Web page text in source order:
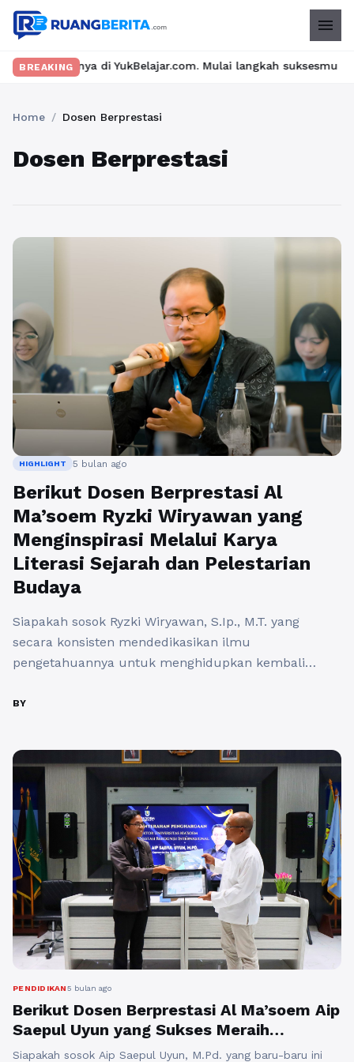
menu
BREAKING
YukBelajar.com. Mulai langkah suksesmu hari ini! • Mau
Home / Dosen Berprestasi
Dosen Berprestasi
HIGHLIGHT 5 bulan ago
Berikut Dosen Berprestasi Al
Ma’soem Ryzki Wiryawan yang
Menginspirasi Melalui Karya
Literasi Sejarah dan Pelestarian
Budaya
Siapakah sosok Ryzki Wiryawan, S.Ip., M.T. yang
secara konsisten mendedikasikan ilmu
pengetahuannya untuk menghidupkan kembali
serta aksi nyata pelestarian budaya bagi masyarakat
manfaat akademik bagi studi konservasi heritage,
serta menunjukkan relevansi keilmuan modern
dalam menjaga keseimbangan ...Baca Selengkapnya
BY
PENDIDIKAN5 bulan ago
Berikut Dosen Berprestasi Al Ma’soem Aip
Saepul Uyun yang Sukses Meraih
Penghargaan Internasional Bidang
Siapakah sosok Aip Saepul Uyun, M.Pd. yang baru-baru ini